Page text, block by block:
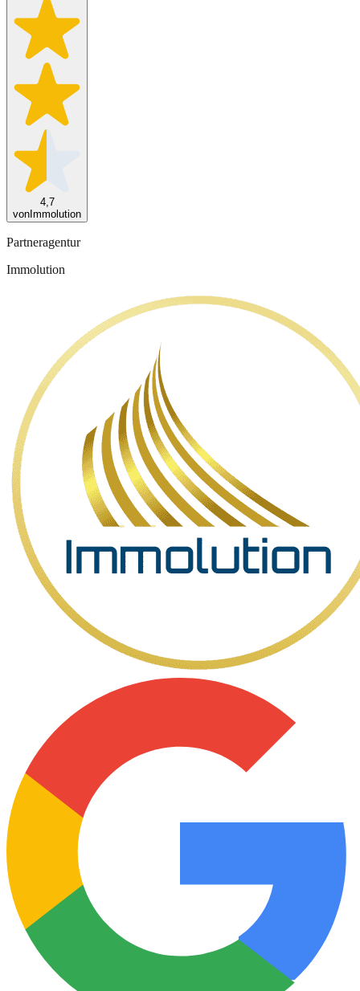
4,7
vonImmolution
Partneragentur
Immolution